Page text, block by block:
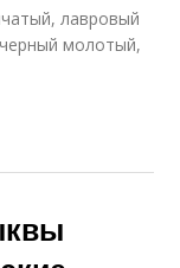
лавровый
молотый,